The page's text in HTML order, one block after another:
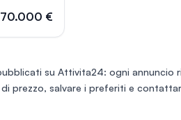
impianto
70.000 €
su Attivita24: ogni annuncio
prezzo, salvare i preferiti e